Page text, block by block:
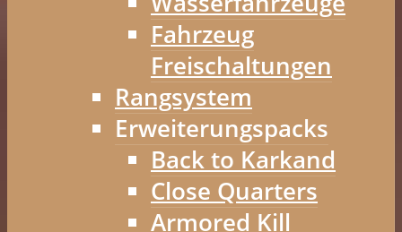
Fahrzeug
Freischaltungen
Rangsystem
Erweiterungspacks
Back to Karkand
Close Quarters
Armored Kill